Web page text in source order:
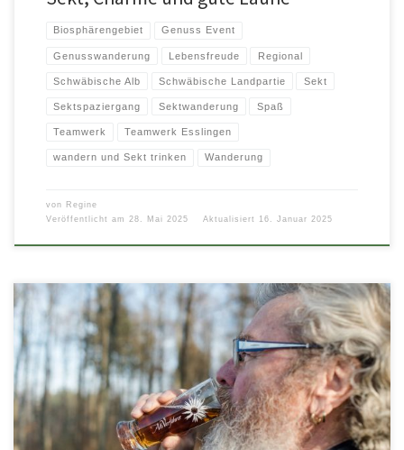
Biosphärengebiet Genuss Event
Genusswanderung Lebensfreude Regional
Schwäbische Alb Schwäbische Landpartie Sekt
Sektspaziergang Sektwanderung Spaß
Teamwerk Teamwerk Esslingen
wandern und Sekt trinken Wanderung
von Regine
Veröffentlicht am
28. Mai 2025 Aktualisiert 16. Januar 2025
Eine Entschleunigungs Winterwanderung der „leckeren“ Art. Alle
Wanderfreunde, die auch mal ein gutes Bier beim Wandern vertragen,
sollten diese tolle […]